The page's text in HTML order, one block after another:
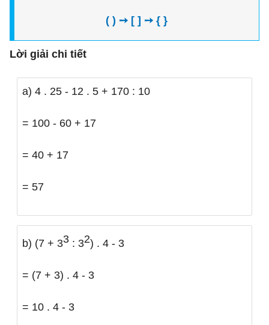
( ) ➙ [ ] ➙ { }
Lời giải chi tiết
a) 4 . 25 - 12 . 5 + 170 : 10
= 100 - 60 + 17
= 40 + 17
= 57
b) (7 + 33: 32) . 4 - 3
= (7 + 3) . 4 - 3
= 10 . 4 - 3